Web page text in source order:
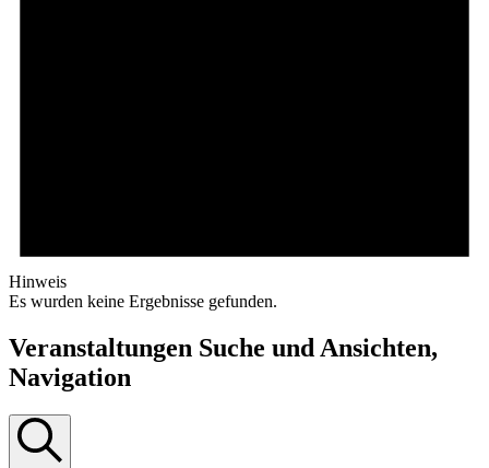
Hinweis
Es wurden keine Ergebnisse gefunden.
Veranstaltungen Suche und Ansichten,
Navigation